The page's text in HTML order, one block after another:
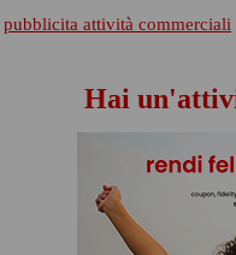
pubblicita attività commerciali
Hai